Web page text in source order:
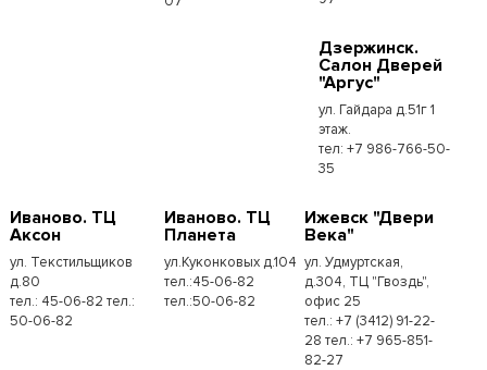
Дзержинск.
Салон Дверей
"Аргус"
ул. Гайдара д.51г 1
этаж.
тел: +7 986-766-50-
35
Иваново. ТЦ
Аксон
ул. Текстильщиков
д.80
тел.: 45-06-82 тел.:
50-06-82
Иваново. ТЦ
Планета
ул.Куконковых д.104
тел.:45-06-82
тел.:50-06-82
Ижевск "Двери
Века"
ул. Удмуртская,
д.304, ТЦ "Гвоздь",
офис 25
тел.: +7 (3412) 91-22-
28 тел.: +7 965-851-
82-27